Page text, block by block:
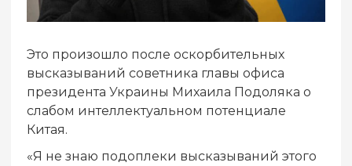
Это произошло после оскорбительных
высказываний советника главы офиса
президента Украины Михаила Подоляка о
слабом интеллектуальном потенциале
Китая.
«Я не знаю подоплеки высказываний этого